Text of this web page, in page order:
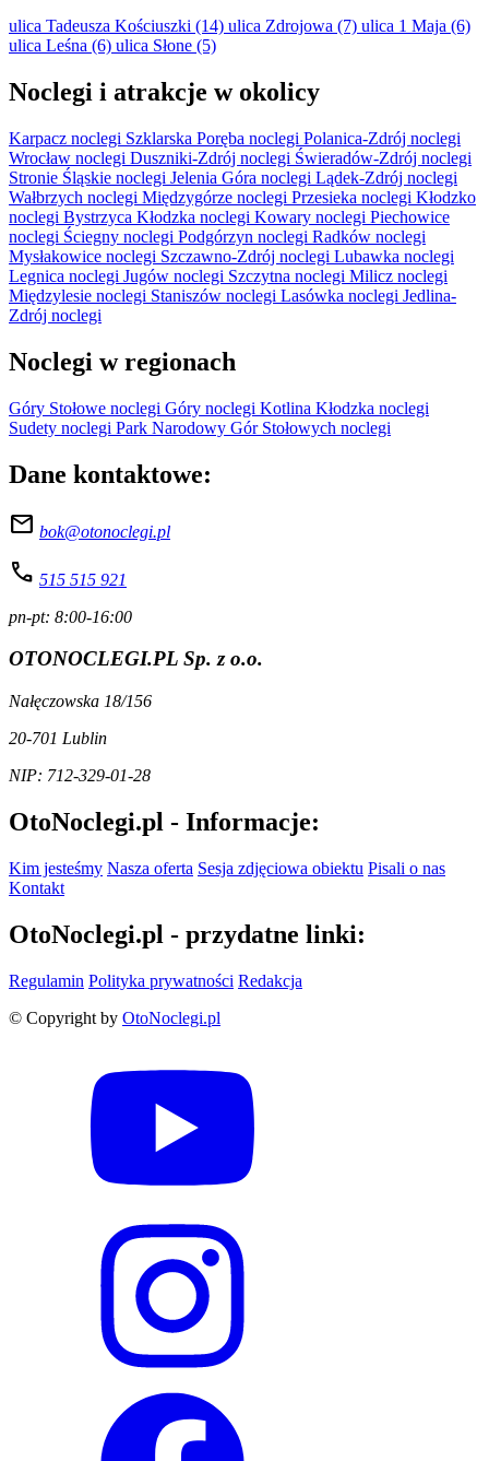
ulica Tadeusza Kościuszki (14) ulica Zdrojowa (7) ulica 1 Maja (6)
ulica Leśna (6) ulica Słone (5)
Noclegi i atrakcje w okolicy
Karpacz noclegi Szklarska Poręba noclegi Polanica-Zdrój noclegi
Wrocław noclegi Duszniki-Zdrój noclegi Świeradów-Zdrój noclegi
Stronie Śląskie noclegi Jelenia Góra noclegi Lądek-Zdrój noclegi
Wałbrzych noclegi Międzygórze noclegi Przesieka noclegi Kłodzko
noclegi Bystrzyca Kłodzka noclegi Kowary noclegi Piechowice
noclegi Ściegny noclegi Podgórzyn noclegi Radków noclegi
Mysłakowice noclegi Szczawno-Zdrój noclegi Lubawka noclegi
Legnica noclegi Jugów noclegi Szczytna noclegi Milicz noclegi
Międzylesie noclegi Staniszów noclegi Lasówka noclegi Jedlina-
Zdrój noclegi
Noclegi w regionach
Góry Stołowe noclegi Góry noclegi Kotlina Kłodzka noclegi
Sudety noclegi Park Narodowy Gór Stołowych noclegi
Dane kontaktowe:
mail bok@otonoclegi.pl
call 515 515 921
pn-pt: 8:00-16:00
OTONOCLEGI.PL Sp. z o.o.
Nałęczowska 18/156
20-701 Lublin
NIP: 712-329-01-28
OtoNoclegi.pl - Informacje:
Kim jesteśmy Nasza oferta Sesja zdjęciowa obiektu Pisali o nas
Kontakt
OtoNoclegi.pl - przydatne linki:
Regulamin Polityka prywatności Redakcja
© Copyright by OtoNoclegi.pl